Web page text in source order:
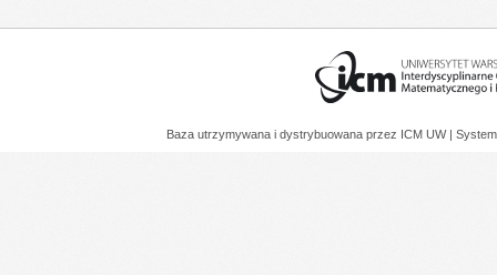
Baza utrzymywana i dystrybuowana przez ICM UW |